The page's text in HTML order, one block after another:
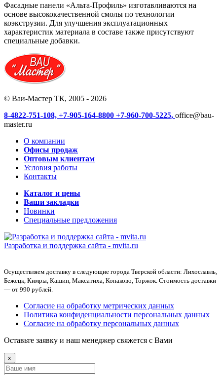
Фасадные панели «Альта-Профиль» изготавливаются на
основе высококачественной смолы по технологии
коэкструзии. Для улучшения эксплуатационных
характеристик материала в составе также присутствуют
специальные добавки.
© Ваи-Мастер ТК, 2005 - 2026
8-4822-751-108, +7-905-164-8800 +7-960-700-5225, office@bau-
master.ru
О компании
Офисы продаж
Оптовым клиентам
Условия работы
Контакты
Каталог и цены
Ваши закладки
Новинки
Специальные предложения
Разработка и поддержка сайта - mvita.ru
Осуществляем доставку в следующие города Тверской области: Лихославль,
Бежецк, Кимры, Кашин, Максатиха, Конаково, Торжок. Стоимость доставки
— от 990 рублей.
Согласие на обработку метрических данных
Политика конфиденциальности персональных данных
Согласие на обработку персональных данных
Оставьте заявку и наш менеджер свяжется с Вами
x